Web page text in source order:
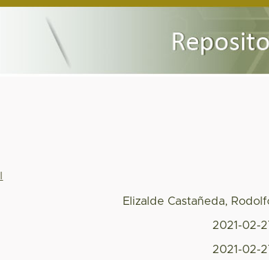
Elizalde Castañeda,
2021-02-
2021-02-